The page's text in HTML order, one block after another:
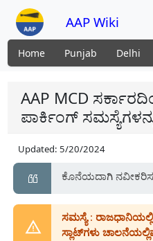
AAP Wiki
Home Punjab Delhi
AAP MCD
ಪಾರ್ಕಿಂಗ್
Updated: 5/20/2024
ಕೊನೆಯದಾಗಿ
ಸಮಸ್ಯೆ:
ಸ್ಲಾಟ್‌ಗಳು